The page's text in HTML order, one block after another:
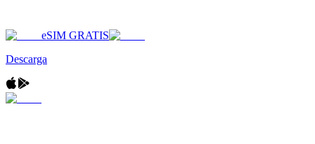
eSIM GRATIS
Descarga